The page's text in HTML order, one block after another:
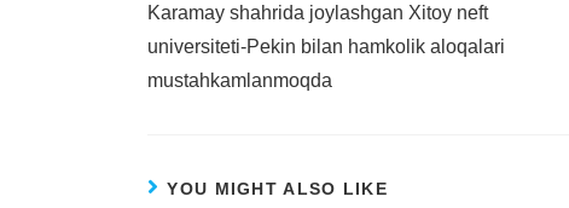
Karamay shahrida joylashgan Xitoy neft
universiteti-Pekin bilan hamkolik aloqalari
mustahkamlanmoqda
YOU MIGHT ALSO LIKE